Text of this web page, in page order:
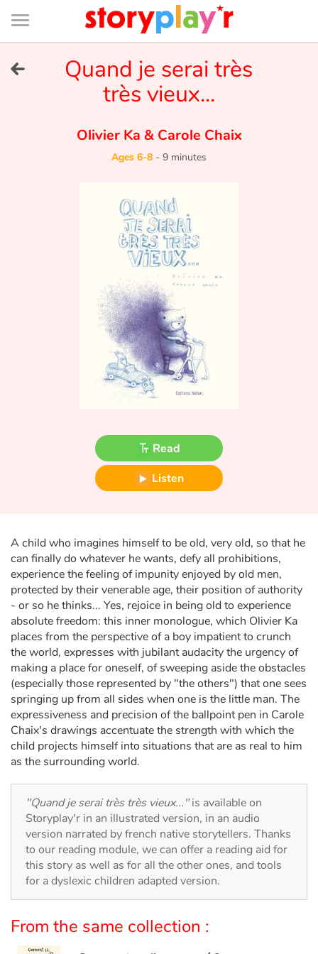
Connexion
Bibliothèque
de
page
Tales and classics in french
Fable, myth, literature and poetry
Princesses and princes, kings, queens and dragons
Ogres, monsters and witches
Ecology, nature, seasons
Travel, epic, investigation, adventure
Around the world
Learning
Arts, space, activities
Documentaries
With the family
Daily life and hobbies
Festivals and events
Love and friendship
Social issues
Emotions and feelings
Quand je serai très
très vieux...
Olivier Ka &Carole Chaix
Ages 6-8 - 9 minutes
Read
Listen
A child who imagines himself to be old, very old, so that he
can finally do whatever he wants, defy all prohibitions,
experience the feeling of impunity enjoyed by old men,
protected by their venerable age, their position of authority
- or so he thinks... Yes, rejoice in being old to experience
absolute freedom: this inner monologue, which Olivier Ka
places from the perspective of a boy impatient to crunch
the world, expresses with jubilant audacity the urgency of
making a place for oneself, of sweeping aside the obstacles
(especially those represented by "the others") that one sees
springing up from all sides when one is the little man. The
expressiveness and precision of the ballpoint pen in Carole
Chaix's drawings accentuate the strength with which the
child projects himself into situations that are as real to him
as the surrounding world.
"Quand je serai très très vieux..."is available on
Storyplay'r in an illustrated version, in an audio
version narrated by french native storytellers. Thanks
to our reading module, we can offer a reading aid for
this story as well as for all the other ones, and tools
for a dyslexic children adapted version.
From the same collection :